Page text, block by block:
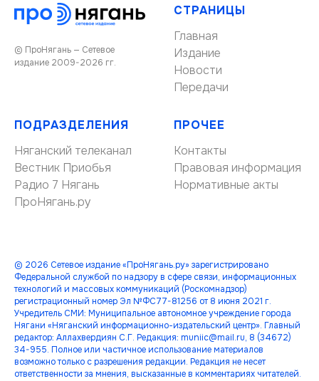
© ПроНягань — Сетевое
издание 2009-2026 гг.
СТРАНИЦЫ
Главная
Издание
Новости
Передачи
ПОДРАЗДЕЛЕНИЯ
Няганский телеканал
Вестник Приобья
Радио 7 Нягань
ПроНягань.ру
ПРОЧЕЕ
Контакты
Правовая информация
Нормативные акты
© 2026 Сетевое издание «ПроНягань.ру» зарегистрировано
Федеральной службой по надзору в сфере связи, информационных
технологий и массовых коммуникаций (Роскомнадзор)
регистрационный номер Эл №ФС77-81256 от 8 июня 2021 г.
Учредитель СМИ: Муниципальное автономное учреждение города
Нягани «Няганский информационно-издательский центр». Главный
редактор: Аллахвердиян С.Г. Редакция: muniic@mail.ru, 8 (34672)
34-955. Полное или частичное использование материалов
возможно только с разрешения редакции. Редакция не несет
ответственности за мнения, высказанные в комментариях читателей.